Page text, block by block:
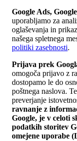
Google Ads,
uporabljamo za
oglaševanja in
našega spletnega
politiki zasebnosti.
Prijava prek
omogoča prijavo z
dostopamo le do
poštnega naslova.
preverjanje
ravnanje z
Google, je v celoti
podatkih storitev
omejene uporabe